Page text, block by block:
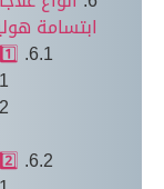
ابتسامة
1️⃣ التقويم» الحل الأمثل لتصحيح الأسنان
2️⃣ تبييض الأسنان بالليزر» لمعان بلا حدود